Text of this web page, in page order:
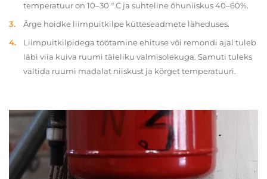
temperatuur on 10–30 ° C ja suhteline õhuniiskus 40–60%.
Ärge hoidke liimpuitkilpe kütteseadmete läheduses.
Liimpuitkilpidega töötamine ehituse või remondi ajal tuleb
läbi viia kuiva ruumi täieliku valmisolekuga. Samuti tuleks
vältida ruumi madalat niiskust ja kõrget temperatuuri.